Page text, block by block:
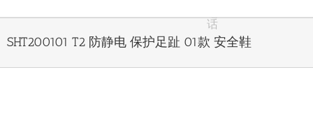
话
SHT200101 T2 防静电 保护足趾 01款 安全鞋